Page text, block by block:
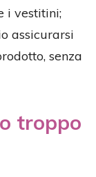
i vestitini;
assicurarsi
senza
troppo